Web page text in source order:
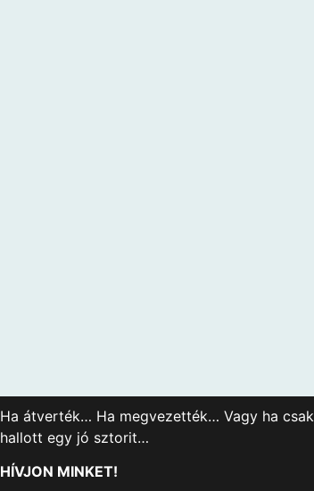
Ha átverték… Ha megvezették… Vagy ha csak
hallott egy jó sztorit…
HÍVJON MINKET!